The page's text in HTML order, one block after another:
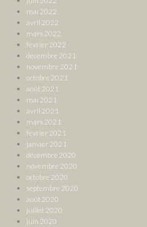
mai 2022
avril 2022
mars 2022
février 2022
décembre 2021
novembre 2021
octobre 2021
août 2021
mai 2021
avril 2021
mars 2021
février 2021
janvier 2021
décembre 2020
novembre 2020
octobre 2020
septembre 2020
août 2020
juillet 2020
juin 2020